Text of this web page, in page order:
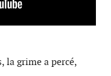
la grime a percé,